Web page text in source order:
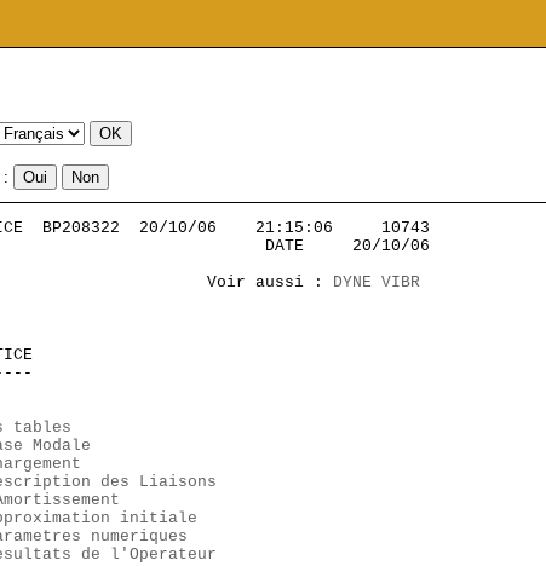
:
BP208322  20/10/06    21:15:06     10743
DATE     20/10/06
Voir aussi :
DYNE VIBR
tables
Modale
des Liaisons
initiale
numeriques
de l'Operateur